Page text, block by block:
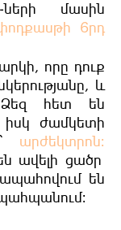
ների մասին
6րդ
որը դուք
և
Ձեզ հետ են
իսկ ժամկետի
արժեկտրոն։
ավելի ցածր
են